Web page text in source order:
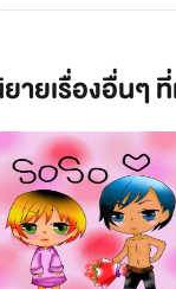
ายเรื่องอื่นๆ